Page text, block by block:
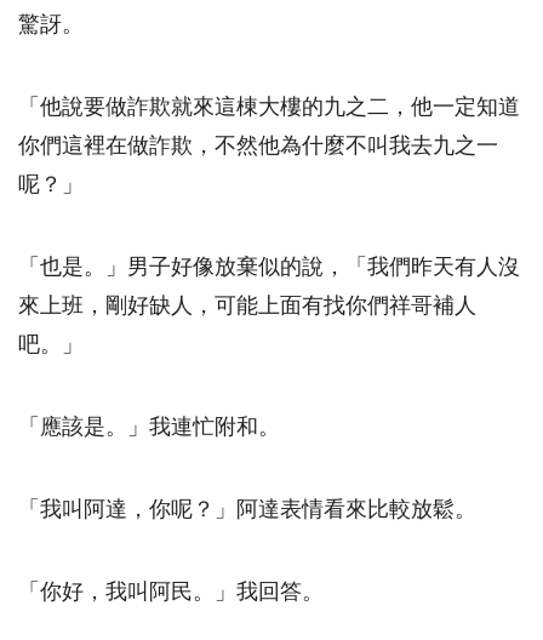
驚訝。
「他說要做詐欺就來這棟大樓的九之二，他一定知道
你們這裡在做詐欺，不然他為什麼不叫我去九之一
呢？」
「也是。」男子好像放棄似的說，「我們昨天有人沒
來上班，剛好缺人，可能上面有找你們祥哥補人
吧。」
「應該是。」我連忙附和。
「我叫阿達，你呢？」阿達表情看來比較放鬆。
「你好，我叫阿民。」我回答。